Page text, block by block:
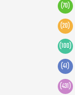
(70)
(20)
(100)
(41)
(431)